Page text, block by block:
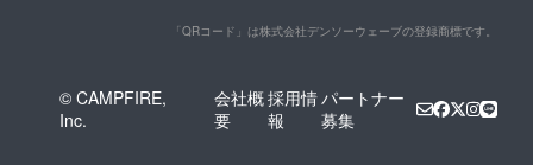
「QRコード」は株式会社デンソーウェーブの登録商標です。
© CAMPFIRE,
Inc.
会社概
要
採用情
報
パートナー
募集